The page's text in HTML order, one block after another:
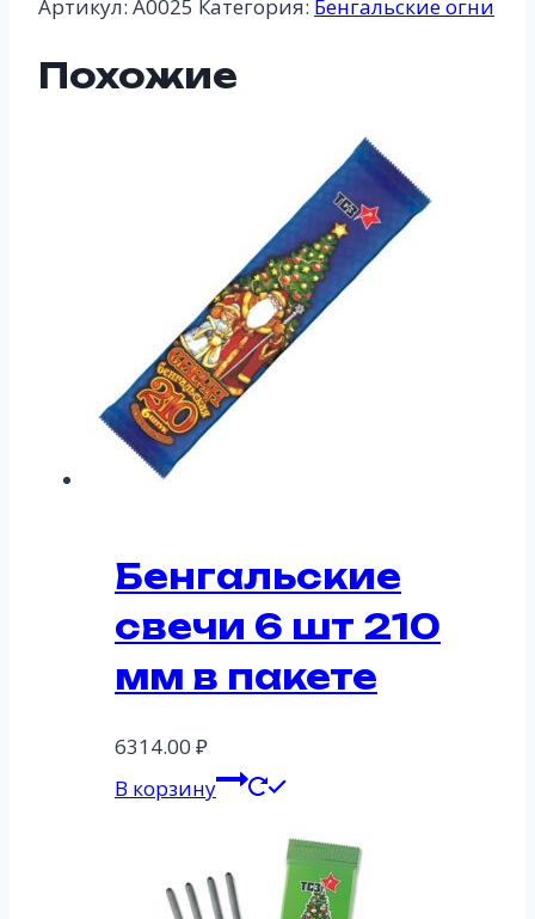
650
мм
Артикул: А0025 Категория: Бенгальские огни
Похожие
Бенгальские
свечи 6 шт 210
мм в пакете
6314.00 ₽
В корзину